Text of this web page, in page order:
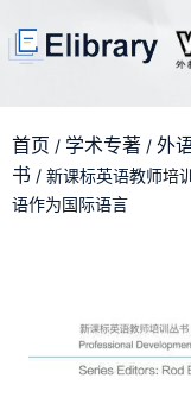
首页 / 学术专著 / 外
书 / 新课标英语教师培
语作为国际语言